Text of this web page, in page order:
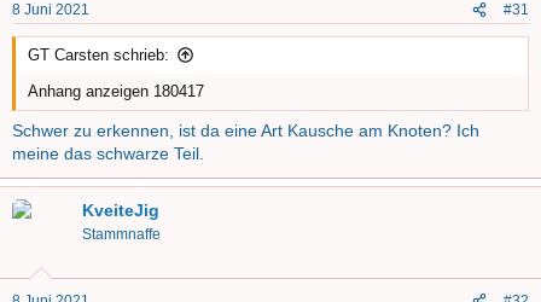
e
n
8 Juni 2021 #31
GT Carsten schrieb:
Anhang anzeigen 180417
Schwer zu erkennen, ist da eine Art Kausche am Knoten? Ich
meine das schwarze Teil.
KveiteJig
Stammnaffe